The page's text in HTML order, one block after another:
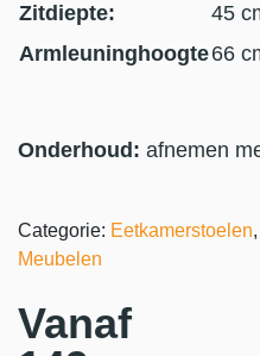
Zitdiepte:
45
Armleuninghoogte66
Onderhoud: afnemen
Categorie: Eetkamerstoelen,
Meubelen
Vanaf